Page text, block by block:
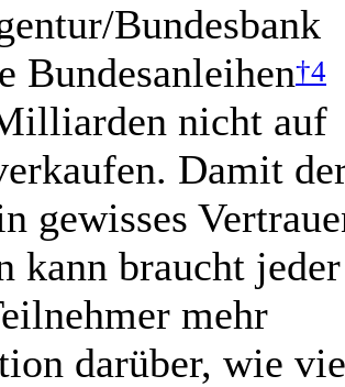
Bundesbank
Bundesanleihen†4
nicht auf
Damit
gewisses
kann braucht jeder
mehr
darüber, wie